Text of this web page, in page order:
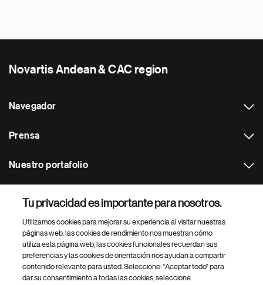
Novartis Andean & CAC region
Navegador
Prensa
Nuestro portafolio
Footer Site Search
Tu privacidad es importante para nosotros.
Utilizamos cookies para mejorar su experiencia al visitar nuestras
páginas web: las cookies de rendimiento nos muestran cómo
utiliza esta página web, las cookies funcionales recuerdan sus
preferencias y las cookies de orientación nos ayudan a compartir
contenido relevante para usted. Seleccione: "Aceptar todo" para
dar su consentimiento a todas las cookies, seleccione